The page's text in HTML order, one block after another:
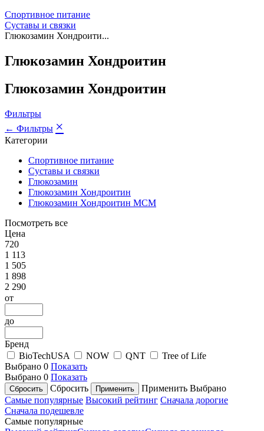
Спортивное питание
Суставы и связки
Глюкозамин Хондроити...
Глюкозамин Хондроитин
Глюкозамин Хондроитин
Фильтры
← Фильтры ×
Категории
Спортивное питание
Суставы и связки
Глюкозамин
Глюкозамин Хондроитин
Глюкозамин Хондроитин МСМ
Посмотреть все
Цена
720
1 113
1 505
1 898
2 290
от
до
Бренд
BioTechUSA
NOW QNT
Tree of Life
Выбрано 0 Показать
Выбрано 0 Показать
Сбросить
Применить Выбрано
Самые популярные Высокий рейтинг Сначала дорогие
Сначала подешевле
Самые популярные